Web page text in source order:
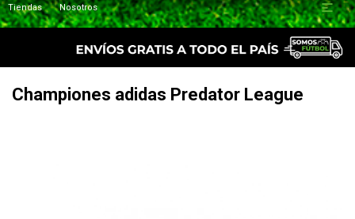
Tiendas Nosotros 
Championes adidas Predator League